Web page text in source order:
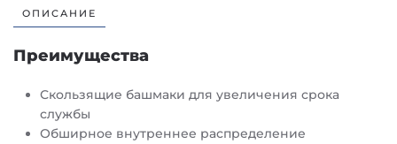
ОПИСАНИЕ
Преимущества
Скользящие башмаки для увеличения срока
службы
Обширное внутреннее распределение